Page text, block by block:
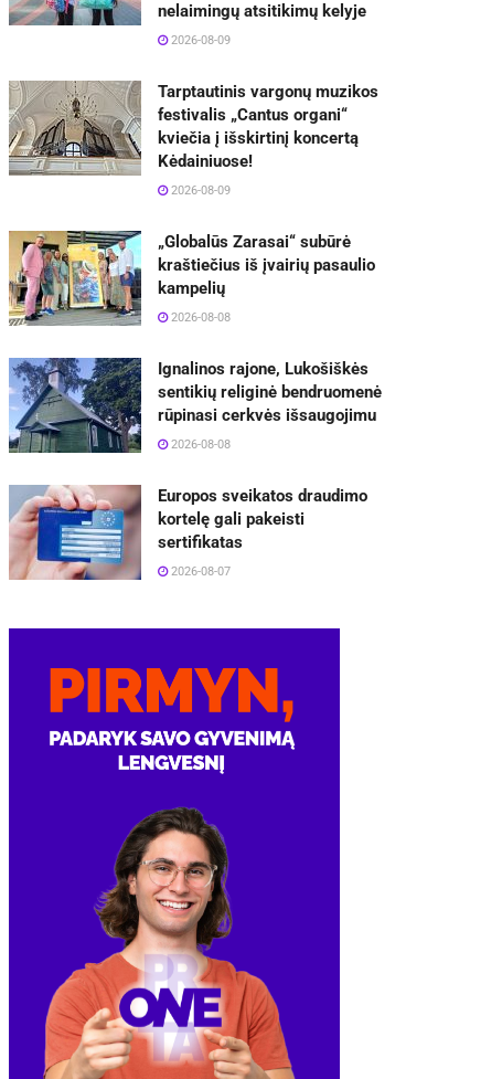
nelaimingų atsitikimų kelyje
2026-08-09
Tarptautinis vargonų muzikos
festivalis „Cantus organi“
kviečia į išskirtinį koncertą
Kėdainiuose!
2026-08-09
„Globalūs Zarasai“ subūrė
kraštiečius iš įvairių pasaulio
kampelių
2026-08-08
Ignalinos rajone, Lukošiškės
sentikių religinė bendruomenė
rūpinasi cerkvės išsaugojimu
2026-08-08
Europos sveikatos draudimo
kortelę gali pakeisti
sertifikatas
2026-08-07